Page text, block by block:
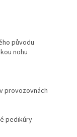
původu
nohu
provozovnách
pedikúry